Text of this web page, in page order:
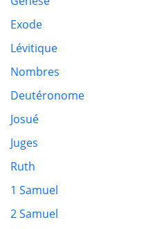
Exode
Lévitique
Nombres
Deutéronome
Josué
Juges
Ruth
1 Samuel
2 Samuel